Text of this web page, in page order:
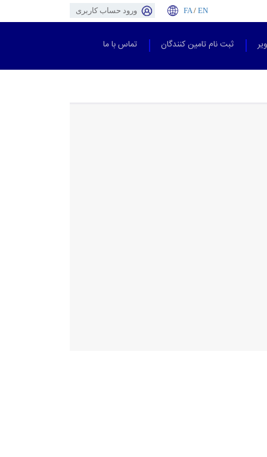
FA/ EN ورود حساب کاربری
ثبت نام تامین کنندگان تماس با ما